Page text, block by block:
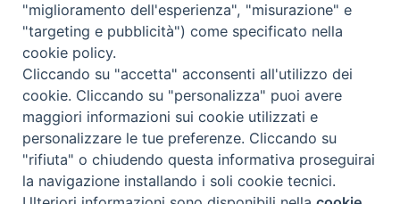
Impegno dell’Esercito e
iniziative del Cappellano
Un Giovedì Santo che non
Ordinariato Militare per l'Italia
Salita del Grillo, 37 - 00184 Roma
tel. 06.6795100
"miglioramento dell'esperienza", "misurazione" e
"targeting e pubblicità") come specificato nella
cookie policy.
Cliccando su "accetta" acconsenti all'utilizzo dei
cookie. Cliccando su "personalizza" puoi avere
maggiori informazioni sui cookie utilizzati e
personalizzare le tue preferenze. Cliccando su
"rifiuta" o chiudendo questa informativa proseguirai
la navigazione installando i soli cookie tecnici.